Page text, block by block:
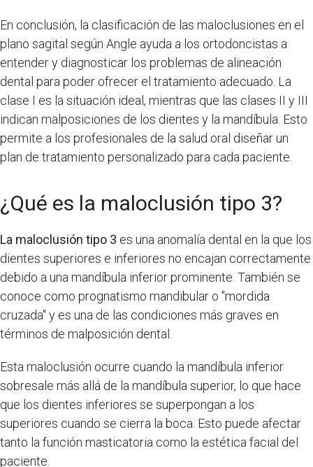
En conclusión, la clasificación de las maloclusiones en el
plano sagital según Angle ayuda a los ortodoncistas a
entender y diagnosticar los problemas de alineación
dental para poder ofrecer el tratamiento adecuado. La
clase I es la situación ideal, mientras que las clases II y III
indican malposiciones de los dientes y la mandíbula. Esto
permite a los profesionales de la salud oral diseñar un
plan de tratamiento personalizado para cada paciente.
¿Qué es la maloclusión tipo 3?
La maloclusión tipo 3 es una anomalía dental en la que los
dientes superiores e inferiores no encajan correctamente
debido a una mandíbula inferior prominente. También se
conoce como prognatismo mandibular o "mordida
cruzada" y es una de las condiciones más graves en
términos de malposición dental.
Esta maloclusión ocurre cuando la mandíbula inferior
sobresale más allá de la mandíbula superior, lo que hace
que los dientes inferiores se superpongan a los
superiores cuando se cierra la boca. Esto puede afectar
tanto la función masticatoria como la estética facial del
paciente.